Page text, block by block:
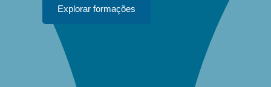
Explorar formações